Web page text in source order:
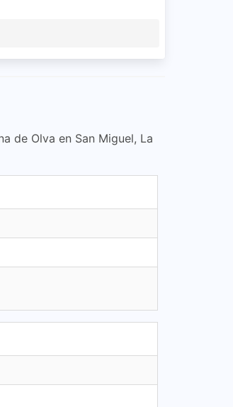
de Olva en San Miguel, La